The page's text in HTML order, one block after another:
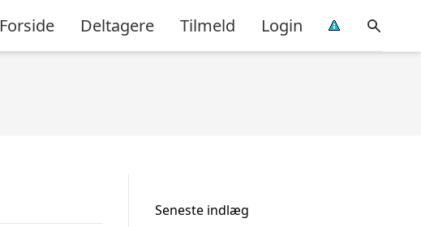
Forside Deltagere Tilmeld Login
Seneste indlæg